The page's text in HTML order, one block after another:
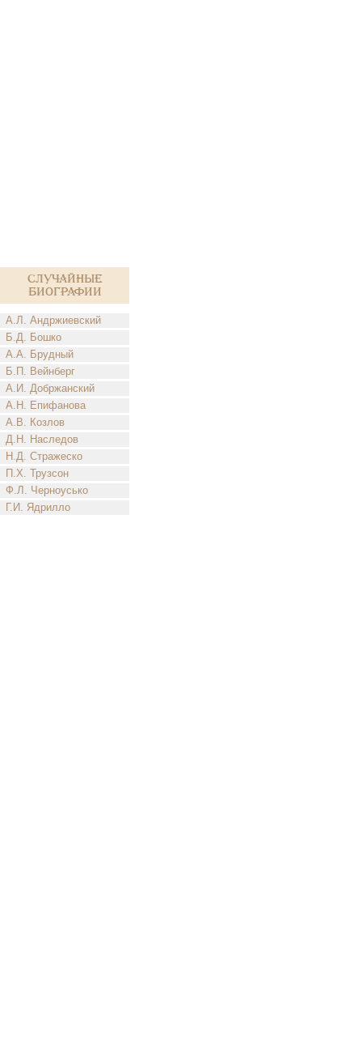
Случайные
биографии
А.Л. Андржиевский
Б.Д. Бошко
А.А. Брудный
Б.П. Вейнберг
А.И. Добржанский
А.Н. Епифанова
А.В. Козлов
Д.Н. Наследов
Н.Д. Стражеско
П.Х. Трузсон
Ф.Л. Черноусько
Г.И. Ядрилло